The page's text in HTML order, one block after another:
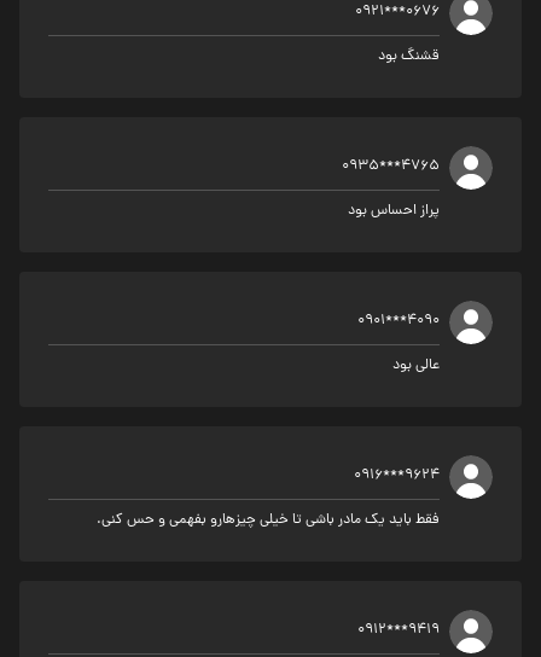
0921***0676
قشنگ بود
0935***4765
پراز احساس بود
0901***4090
عالی بود
0916***9624
فقط باید یک مادر باشی تا خیلی چیزهارو بفهمی و حس کنی.
0912***9419